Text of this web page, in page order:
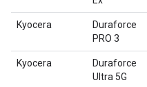
Kyocera
Duraforce
PRO 3
Kyocera
Duraforce
Ultra 5G